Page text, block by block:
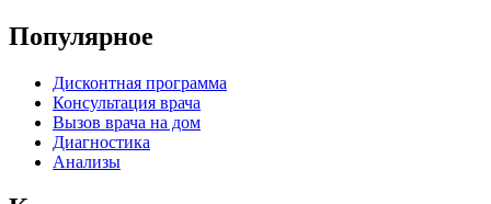
Популярное
Дисконтная программа
Консультация врача
Вызов врача на дом
Диагностика
Анализы